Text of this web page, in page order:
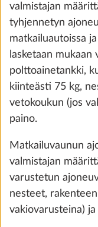
Matot
valmistajan
tyhjennetyn
matkailuautoissa
lasketaan
polttoainetankki,
kiinteästi 75 kg,
vetokoukun (jos
paino.
Matkailuvaunun
valmistajan
varustetun
nesteet,
vakiovarusteina)